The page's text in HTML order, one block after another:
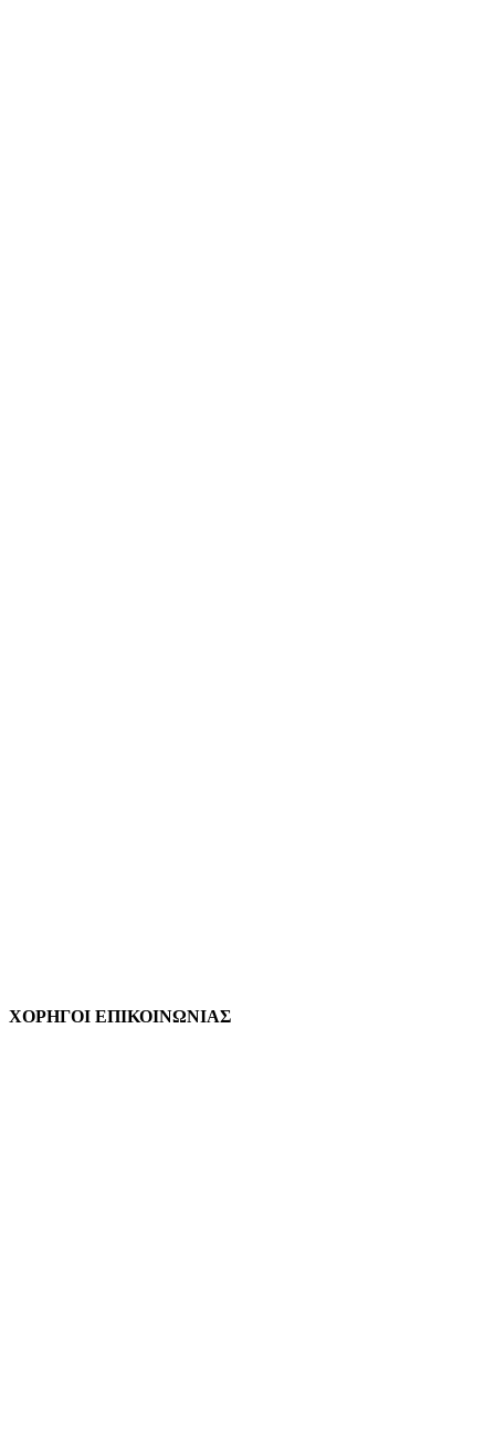
ΧΟΡΗΓΟΙ ΕΠΙΚΟΙΝΩΝΙΑΣ